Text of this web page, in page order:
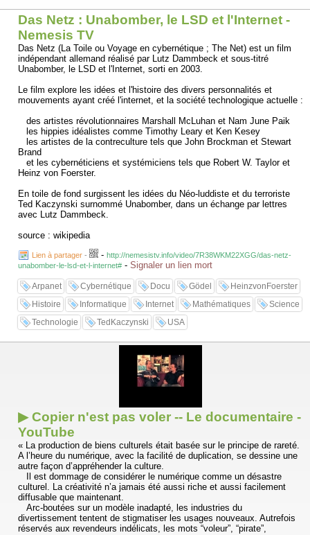
préoccupés par es fraudes au clic, nombreux craignent ses dérives à
l'encontre de la propriété intellectuelle et des libertés privées,
notamment depuis son entrée en Chine… Peut-on alors décemment
croire, comme le clame son slogan, que Google ne fait pas le mal ?.
© ARTE F
Fouillée, aussi sérieuse dans son propos que ludique visuellement,
cette enquête sur le monstre Google retrace le fulgurant parcours d'une
entreprise dont le monopole aujourd'hui inquiète. Dans un
environnement animé en 3D aux allures de vortex technologique, David
Wise, auteur de Google story, des professeurs, journalistes et anciens
employés, encastrés dans des écrans, décryptent le phénomène.
institutionnelles de la marque, des vidéos circulant sur Internet. Des
saynètes souvent cocasses tel ce paysan macédonien menaçant
monsieur Google de partir chez Yahoo s'il ne lui trouve pas une femme
accros de la marque.
Intervenants
Sergei Brin, Larry Page
Vise, auteur « Google Story »
John Markoff, journaliste NY Times
Cheriton, Prof en informatique à Stanford
Franck Poisson, ex DG de Google
Paul Rabinow, prof d’anthropologie
Mark Jen, Product Line Manager, Bloggeur licencié
Jessie Stricchiola, Fondatrice de Alchemist Media
Larry Harvey, Créateur “the burning Man”
Jean Noel Jeannenay, Président BNF
Francis Pisani, Journaliste Le monde, Blog Transnet
Pierre Louette, PDG AFP
Xiao Qiang, Rédacteur en chef de Chinas Digital Times
Das Netz : Unabomber, le LSD et l'Internet -
Nemesis TV
Das Netz (La Toile ou Voyage en cybernétique ; The Net) est un film
indépendant allemand réalisé par Lutz Dammbeck et sous-titré
Unabomber, le LSD et l'Internet, sorti en 2003.
Le film explore les idées et l'histoire des divers personnalités et
mouvements ayant créé l'internet, et la société technologique actuelle :
des artistes révolutionnaires Marshall McLuhan et Nam June Paik
les hippies idéalistes comme Timothy Leary et Ken Kesey
les artistes de la contreculture tels que John Brockman et Stewart
Brand
et les cybernéticiens et systémiciens tels que Robert W. Taylor et
Heinz von Foerster.
En toile de fond surgissent les idées du Néo-luddiste et du terroriste
Ted Kaczynski surnommé Unabomber, dans un échange par lettres
avec Lutz Dammbeck.
source : wikipedia
Lien à partager - - http://nemesistv.info/video/7R38WKM22XGG/das-netz-
unabomber-le-lsd-et-l-internet# - Signaler un lien mort
Arpanet Cybernétique Docu Gödel
HeinzvonFoerster
Histoire
Informatique Internet Mathématiques
Science
Technologie
TedKaczynski USA
▶ Copier n'est pas voler -- Le documentaire -
YouTube
« La production de biens culturels était basée sur le principe de rareté.
A l’heure du numérique, avec la facilité de duplication, se dessine une
autre façon d’appréhender la culture.
Il est dommage de considérer le numérique comme un désastre
culturel. La créativité n’a jamais été aussi riche et aussi facilement
diffusable que maintenant.
Arc-boutées sur un modèle inadapté, les industries du
divertissement tentent de stigmatiser les usages nouveaux. Autrefois
réservés aux revendeurs indélicats, les mots “voleur”, “pirate”,